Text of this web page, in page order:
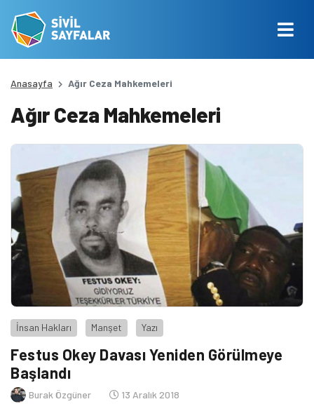
Anasayfa Ağır Ceza Mahkemeleri
Ağır Ceza Mahkemeleri
İnsan Hakları Manşet Yazı
Festus Okey Davası Yeniden Görülmeye
Başlandı
Burak Özgüner 13 Aralık 2018